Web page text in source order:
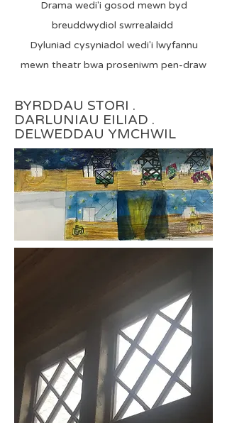
Drama wedi'i gosod mewn byd
breuddwydiol swrrealaidd
Dyluniad cysyniadol wedi'i lwyfannu
mewn theatr bwa proseniwm pen-draw
BYRDDAU STORI .
DARLUNIAU EILIAD .
DELWEDDAU YMCHWIL